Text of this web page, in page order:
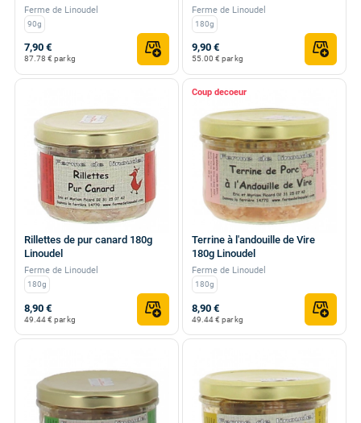
Ferme de Linoudel
90g
7,90 €
87.78 € par kg
Ferme de Linoudel
180g
9,90 €
55.00 € par kg
Rillettes de pur canard 180g
Linoudel
Ferme de Linoudel
180g
8,90 €
49.44 € par kg
Coup de
Terrine à l'andouille de Vire
180g Linoudel
Ferme de Linoudel
180g
8,90 €
49.44 € par kg